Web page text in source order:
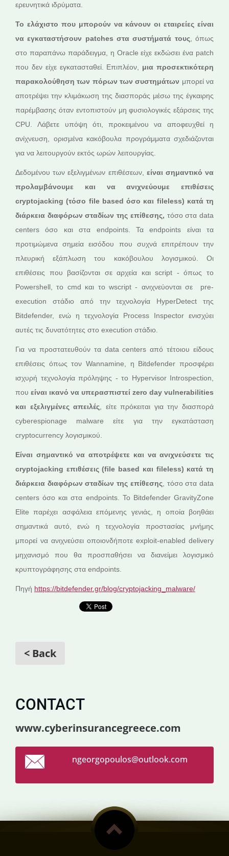
ερευνητικά ιδρύματα.
Το ελάχιστο που μπορούν να κάνουν οι εταιρείες είναι
να εγκαταστήσουν patches στα συστήματά τους, όπως
στο παραπάνω παράδειγμα, η Oracle είχε εκδώσει ένα patch
που δεν είχε εγκατασταθεί. Επιπλέον, μια προσεκτικότερη
παρακολούθηση των πόρων των συστημάτων μπορεί να
αποτρέψει την κλιμάκωση της διασποράς μέσω της έγκαιρης
παρέμβασης όταν εντοπιστούν μη φυσιολογικές εξάρσεις της
CPU. Λάβετε υπόψη ότι, προκειμένου να αποφευχθεί η
ανίχνευση, ορισμένα κακόβουλα προγράμματα σχεδιάζονται
για να λειτουργούν εκτός ωρών λειτουργίας.
Δεδομένου των εξελιγμένων επιθέσεων, είναι σημαντικό να
προλαμβάνουμε και να ανιχνεύουμε επιθέσεις
cryptojacking (τόσο file based όσο και fileless) κατά τη
διάρκεια διαφόρων σταδίων της επίθεσης, τόσο στα data
centers όσο και στα endpoints. Τα endpoints είναι τα
προτιμώμενα σημεία εισόδου που συχνά επιτρέπουν την
πλευρική εξάπλωση του κακόβουλου λογισμικού. Οι
επιθέσεις που βασίζονται σε αρχεία και script - όπως το
Powershell, το cmd και το wscript - ανιχνεύονται σε pre-
execution στάδιο από την τεχνολογία HyperDetect της
Bitdefender, ενώ η τεχνολογία Process Inspector ενισχύει
αυτές τις δυνατότητες στο execution στάδιο.
Για να προστατευθούν τα data centers από τέτοιου είδους
επιθέσεις όπως τον Wannamine, η Bitdefender προσφέρει
ισχυρή τεχνολογία πρόληψης - το Hypervisor Introspection,
που είναι ικανό να υπερασπιστεί zero day vulnerabilities
και εξελιγμένες απειλές , είτε πρόκειται για την διασπορά
cyberespionage malware είτε για την εγκατάσταση
cryptocurrency λογισμικού.
Είναι σημαντικό να αποτρέψετε και να ανιχνεύσετε τις
cryptojacking επιθέσεις (file based και fileless) κατά τη
διάρκεια διαφόρων σταδίων της επίθεσης, τόσο στα data
centers όσο και στα endpoints. Το Bitdefender GravityZone
Elite παρέχει ασφάλεια επόμενης γενιάς, η οποία βοηθάει
σημαντικά αυτό, ενώ η τεχνολογία προστασίας μνήμης
μπορεί να ανιχνεύσει οποιονδήποτε exploit-enabled delivery
μηχανισμό που θα προσπαθήσει να διανείμει λογισμικό
κρυπτογράφησης στα endpoints.
Πηγή https://bitdefender.gr/blog/cryptojacking_malware/
< Back
CONTACT
www.cyberinsurancegreece.com
ngeorgopoulos@outlook.com